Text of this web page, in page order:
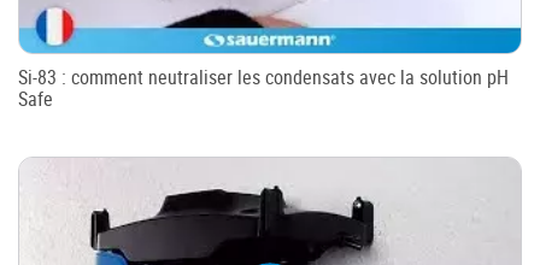
Si-83 : comment neutraliser les condensats avec la solution pH
Safe